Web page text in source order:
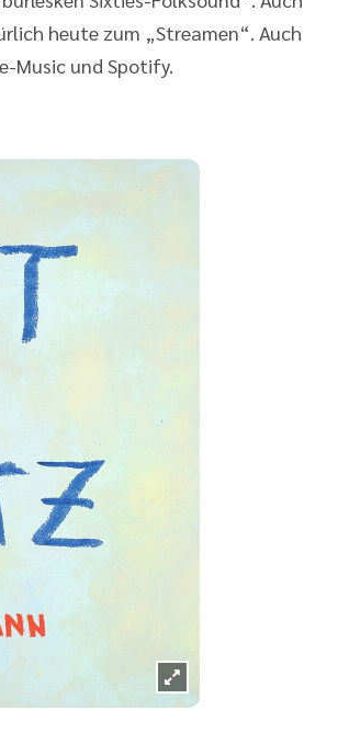
heute zum „Streamen“. Auch
Music und Spotify.